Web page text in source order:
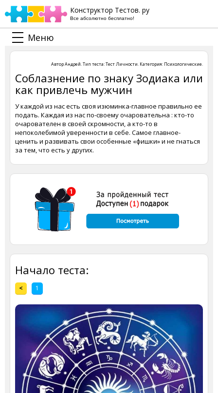
Конструктор Тестов. ру
Все абсолютно бесплатно!
Меню
АвторАндрей. Тип теста:Тест Личности. Категория: Психологические.
Соблазнение по знаку Зодиака или
как привлечь мужчин
У каждой из нас есть своя изюминка-главное правильно ее
подать. Каждая из нас по-своему очаровательна : кто-то
очарователен в своей скромности, а кто-то в
непоколебимой уверенности в себе. Самое главное-
ценить и развивать свои особенные «фишки» и не гнаться
за тем, что есть у других.
Начало теста:
< 1